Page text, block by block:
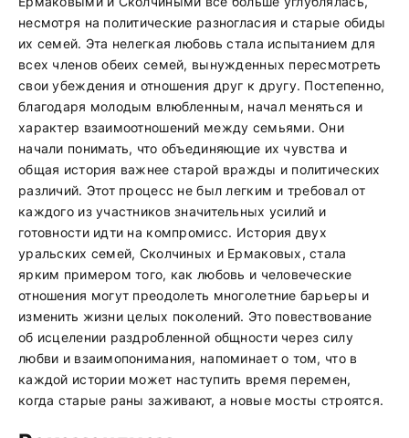
несмотря на политические разногласия и старые обиды
их семей. Эта нелегкая любовь стала испытанием для
всех членов обеих семей, вынужденных пересмотреть
свои убеждения и отношения друг к другу. Постепенно,
благодаря молодым влюбленным, начал меняться и
характер взаимоотношений между семьями. Они
начали понимать, что объединяющие их чувства и
общая история важнее старой вражды и политических
различий. Этот процесс не был легким и требовал от
каждого из участников значительных усилий и
готовности идти на компромисс. История двух
уральских семей, Сколчиных и Ермаковых, стала
ярким примером того, как любовь и человеческие
отношения могут преодолеть многолетние барьеры и
изменить жизни целых поколений. Это повествование
об исцелении раздробленной общности через силу
любви и взаимопонимания, напоминает о том, что в
каждой истории может наступить время перемен,
когда старые раны заживают, а новые мосты строятся.